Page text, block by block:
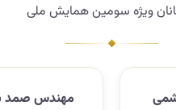
ویژه سومین همایش ملی
مهندس صمد